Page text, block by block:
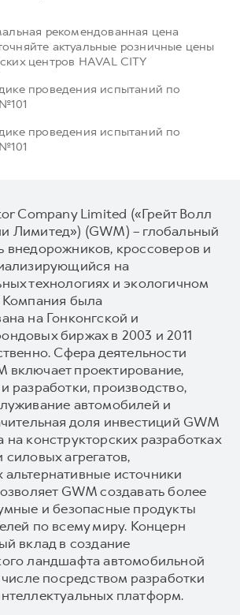
рекомендованная цена
актуальные розничные цены
центров HAVAL CITY
проведения испытаний по
проведения испытаний по
Company Limited («Грейт Волл
Лимитед») (GWM) – глобальный
внедорожников, кроссоверов и
на
технологиях и экологичном
Компания была
на Гонконгской и
биржах в 2003 и 2011
Сфера деятельности
включает проектирование,
разработки, производство,
автомобилей и
доля инвестиций GWM
на конструкторских разработках
агрегатов,
источники
GWM создавать более
и безопасные продукты
по всему миру. Концерн
вклад в создание
ландшафта автомобильной
посредством разработки
платформ.